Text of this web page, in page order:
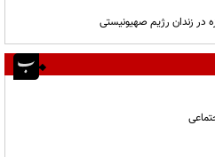
در زندان رژیم صهیونیستی